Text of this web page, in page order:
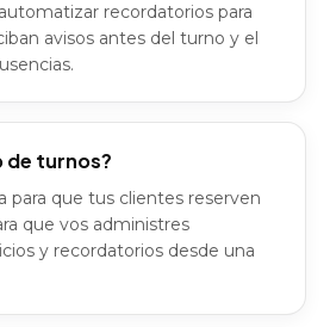
recordatorios para
avisos antes del turno y el
de turnos?
para que tus clientes reserven
que vos administres
y recordatorios desde una